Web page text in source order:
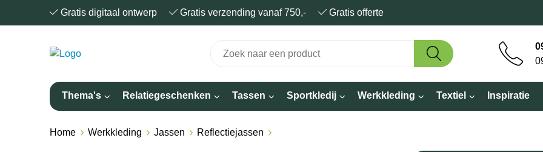
Gratis digitaal ontwerp Gratis verzending vanaf 750,- Gratis offerte
Thema's Relatiegeschenken Tassen Sportkledij Werkkleding Textiel Inspiratie
Home Werkkleding Jassen Reflectiejassen